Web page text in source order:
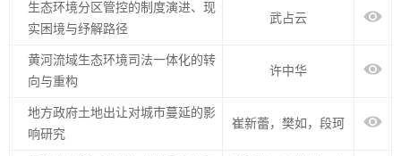
生态环境分区管控的制度演进、现
实困境与纾解路径
武占云
黄河流域生态环境司法一体化的转
向与重构
许中华
地方政府土地出让对城市蔓延的影
响研究
崔新蕾，樊如，段珂